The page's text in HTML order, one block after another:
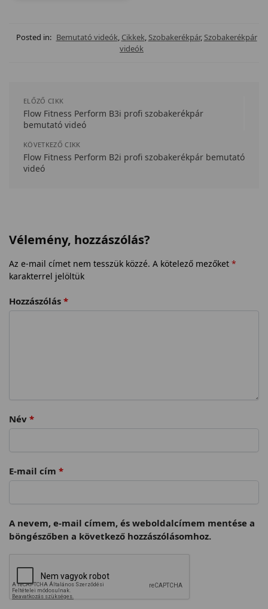
Posted in: Bemutató videók, Cikkek, Szobakerékpár, Szobakerékpár
videók
ELŐZŐ CIKK
Flow Fitness Perform B3i profi szobakerékpár
bemutató videó
KÖVETKEZŐ CIKK
Flow Fitness Perform B2i profi szobakerékpár bemutató
videó
Vélemény, hozzászólás?
Az e-mail címet nem tesszük közzé. A kötelező mezőket *
karakterrel jelöltük
Hozzászólás *
Név *
E-mail cím *
A nevem, e-mail címem, és weboldalcímem mentése a
böngészőben a következő hozzászólásomhoz.